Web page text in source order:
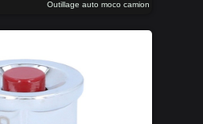
Outillage auto moco camion